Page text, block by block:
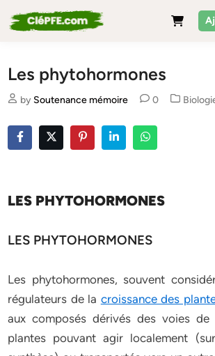
to
Les phytohormones
by Soutenance mémoire 0
Posted
LES PHYTOHORMONES
LES PHYTOHORMONES
Les phytohormones, souvent
régulateurs de la croissance des
aux composés dérivés des voies de
plantes pouvant agir localement